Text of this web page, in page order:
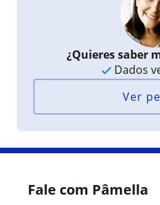
¿Quieres saber
Dados
Ver
Fale com Pâmella